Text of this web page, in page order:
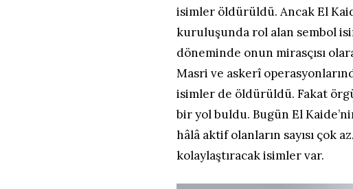
isimler öldürüldü. Ancak El
kuruluşunda rol alan sembol
döneminde onun mirasçısı
Masri ve askerî
isimler de öldürüldü. Fakat
bir yol buldu. Bugün El
hâlâ aktif olanların sayısı çok
kolaylaştıracak isimler var.